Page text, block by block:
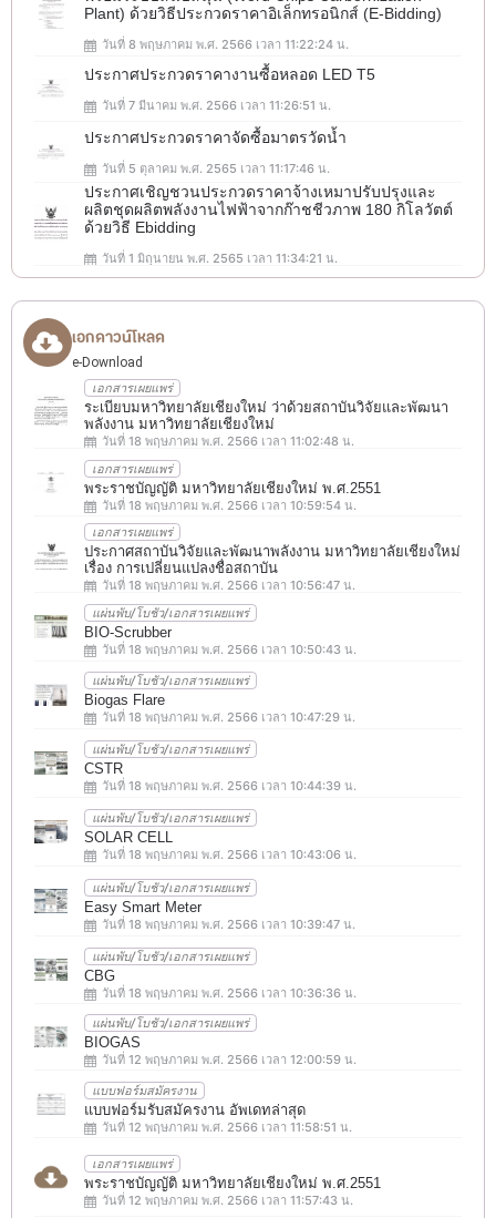
Plant) ด้วยวิธีประกวดราคาอิเล็กทรอนิกส์ (e-Bidding)
วันที่ 8 พฤษภาคม พ.ศ. 2566 เวลา 11:22:24 น.
ประกาศประกวดราคางานซื้อหลอด LED T5
วันที่ 7 มีนาคม พ.ศ. 2566 เวลา 11:26:51 น.
ประกาศประกวดราคาจัดซื้อมาตรวัดน้ำ
วันที่ 5 ตุลาคม พ.ศ. 2565 เวลา 11:17:46 น.
ประกาศเชิญชวนประกวดราคาจ้างเหมาปรับปรุงและ
ผลิตชุดผลิตพลังงานไฟฟ้าจากก๊าชชีวภาพ 180 กิโลวัตต์
ด้วยวิธี Ebidding
วันที่ 1 มิถุนายน พ.ศ. 2565 เวลา 11:34:21 น.
เอกดาวน์โหลด
e-Download
เอกสารเผยแพร่
ระเบียบมหาวิทยาลัยเชียงใหม่ ว่าด้วยสถาบันวิจัยและพัฒนา
พลังงาน มหาวิทยาลัยเชียงใหม่
วันที่ 18 พฤษภาคม พ.ศ. 2566 เวลา 11:02:48 น.
เอกสารเผยแพร่
พระราชบัญญัติ มหาวิทยาลัยเชียงใหม่ พ.ศ.2551
วันที่ 18 พฤษภาคม พ.ศ. 2566 เวลา 10:59:54 น.
เอกสารเผยแพร่
ประกาศสถาบันวิจัยและพัฒนาพลังงาน มหาวิทยาลัยเชียงใหม่
เรื่อง การเปลี่ยนแปลงชื่อสถาบัน
วันที่ 18 พฤษภาคม พ.ศ. 2566 เวลา 10:56:47 น.
แผ่นพับ/โบชัว/เอกสารเผยแพร่
BIO-Scrubber
วันที่ 18 พฤษภาคม พ.ศ. 2566 เวลา 10:50:43 น.
แผ่นพับ/โบชัว/เอกสารเผยแพร่
Biogas Flare
วันที่ 18 พฤษภาคม พ.ศ. 2566 เวลา 10:47:29 น.
แผ่นพับ/โบชัว/เอกสารเผยแพร่
CSTR
วันที่ 18 พฤษภาคม พ.ศ. 2566 เวลา 10:44:39 น.
แผ่นพับ/โบชัว/เอกสารเผยแพร่
SOLAR CELL
วันที่ 18 พฤษภาคม พ.ศ. 2566 เวลา 10:43:06 น.
แผ่นพับ/โบชัว/เอกสารเผยแพร่
Easy Smart Meter
วันที่ 18 พฤษภาคม พ.ศ. 2566 เวลา 10:39:47 น.
แผ่นพับ/โบชัว/เอกสารเผยแพร่
CBG
วันที่ 18 พฤษภาคม พ.ศ. 2566 เวลา 10:36:36 น.
แผ่นพับ/โบชัว/เอกสารเผยแพร่
BIOGAS
วันที่ 12 พฤษภาคม พ.ศ. 2566 เวลา 12:00:59 น.
แบบฟอร์มสมัครงาน
แบบฟอร์มรับสมัครงาน อัพเดทล่าสุด
วันที่ 12 พฤษภาคม พ.ศ. 2566 เวลา 11:58:51 น.
เอกสารเผยแพร่
พระราชบัญญัติ มหาวิทยาลัยเชียงใหม่ พ.ศ.2551
วันที่ 12 พฤษภาคม พ.ศ. 2566 เวลา 11:57:43 น.